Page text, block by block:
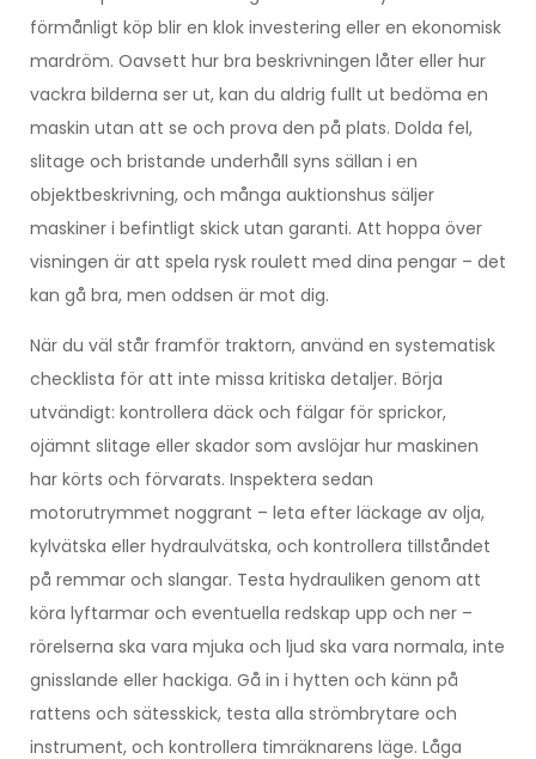
förmånligt köp blir en klok investering eller en ekonomisk
mardröm. Oavsett hur bra beskrivningen låter eller hur
vackra bilderna ser ut, kan du aldrig fullt ut bedöma en
maskin utan att se och prova den på plats. Dolda fel,
slitage och bristande underhåll syns sällan i en
objektbeskrivning, och många auktionshus säljer
maskiner i befintligt skick utan garanti. Att hoppa över
visningen är att spela rysk roulett med dina pengar – det
kan gå bra, men oddsen är mot dig.
När du väl står framför traktorn, använd en systematisk
checklista för att inte missa kritiska detaljer. Börja
utvändigt: kontrollera däck och fälgar för sprickor,
ojämnt slitage eller skador som avslöjar hur maskinen
har körts och förvarats. Inspektera sedan
motorutrymmet noggrant – leta efter läckage av olja,
kylvätska eller hydraulvätska, och kontrollera tillståndet
på remmar och slangar. Testa hydrauliken genom att
köra lyftarmar och eventuella redskap upp och ner –
rörelserna ska vara mjuka och ljud ska vara normala, inte
gnisslande eller hackiga. Gå in i hytten och känn på
rattens och sätesskick, testa alla strömbrytare och
instrument, och kontrollera timräknarens läge. Låga